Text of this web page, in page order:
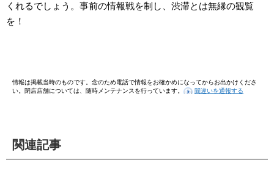
くれるでしょう。事前の情報戦を制し、渋滞とは無縁の観覧
を！
情報は掲載当時のものです。念のため電話で情報をお確かめになってからお出かけくださ
い。閉店店舗については、随時メンテナンスを行っています。
間違いを通報する
関連記事